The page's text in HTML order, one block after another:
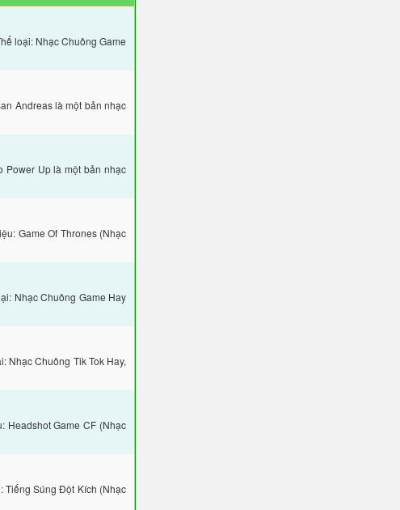
loại: Nhạc Chuông Game
Andreas là một bản nhạc
Power Up là một bản nhạc
Game Of Thrones (Nhạc
Nhạc Chuông Game Hay
Nhạc Chuông Tik Tok Hay,
Headshot Game CF (Nhạc
Tiếng Súng Đột Kích (Nhạc